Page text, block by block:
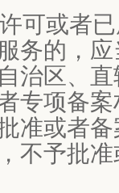
可或者
务的，
治区、
专项备
准或者
不予批